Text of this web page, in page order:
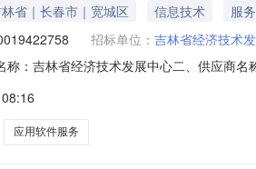
省｜长春市｜宽城区 信息技术
服务
招标单位： 吉林省经济技术
称：吉林省经济技术发展中心二、供应商
服务要求或标的基本概况：七、
应用软件服务